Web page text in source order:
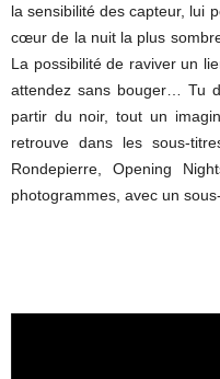
la sensibilité des capteur, lui
cœur de la nuit la plus
La possibilité de raviver un
attendez sans bouger… Tu
partir du noir, tout un
retrouve dans les sous-
Rondepierre, Opening
photogrammes, avec un